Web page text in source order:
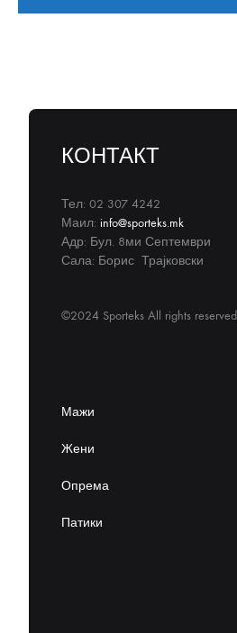
КОНТАКТ
Тел: 02 307 4242
Маил: info@sporteks.mk
Адр: Бул. 8ми Септември
Сала: Борис Трајковски
©2024 Sporteks All rights reserved
Мажи
Жени
Опрема
Патики